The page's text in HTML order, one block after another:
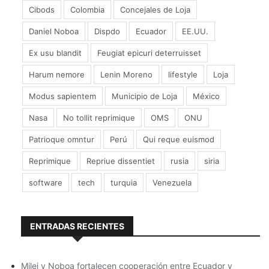
Nacional que sufrió ligeros cambios. Sobre la primera
edición pública de este símbolo patrio, se sostienen
dos versiones, la primera dice que es la plazoleta de
San Francisco de la ciudad de Quito, el 25 de
diciembre de 1865, el vecindario escuchó la obra final
de Antonio Neumane con los versos de Mera.
Con la entrega de los Símbolos
Patrios la@7biLoja
celebra el
Día del Himno Nacional del
pic.twitter.com/Ht0e8MzZ2d
Cibods Colombia Concejales de Loja
Daniel Noboa Dispdo Ecuador EE.UU.
Ex usu blandit Feugiat epicuri deterruisset
Harum nemore Lenin Moreno lifestyle Loja
Modus sapientem Municipio de Loja México
Nasa No tollit reprimique OMS ONU
Patrioque omntur Perú Qui reque euismod
Reprimique Repriue dissentiet rusia siria
software tech turquia Venezuela
ENTRADAS RECIENTES
Milei y Noboa fortalecen cooperación entre Ecuador y